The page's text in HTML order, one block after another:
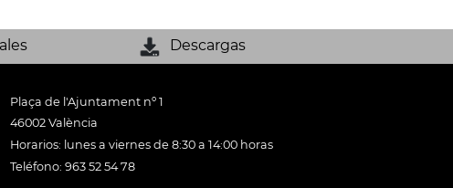
Descargas
Plaça de l'Ajuntament nº 1
46002 València
Horarios: lunes a viernes de 8:30 a 14:00 horas
Teléfono: 963 52 54 78